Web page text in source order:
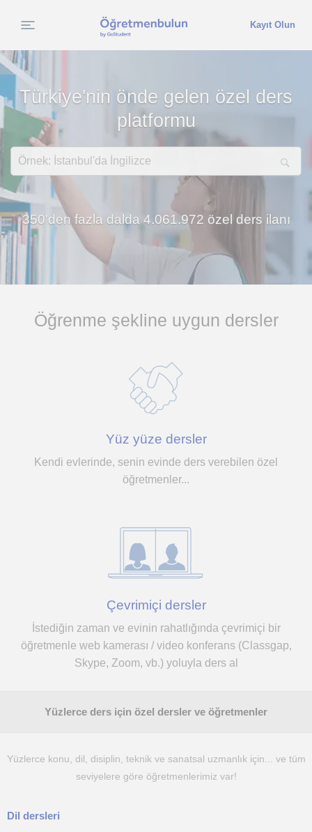
Kayıt Olun
Türkiye'nin önde gelen özel ders
platformu
Örnek: İstanbul'da İngilizce
350'den fazla dalda 4.061.972 özel ders ilanı
Öğrenme şekline uygun dersler
Yüz yüze dersler
Kendi evlerinde, senin evinde ders verebilen özel
öğretmenler...
Çevrimiçi dersler
İstediğin zaman ve evinin rahatlığında çevrimiçi bir
öğretmenle web kamerası / video konferans (Classgap,
Skype, Zoom, vb.) yoluyla ders al
Yüzlerce ders için özel dersler ve öğretmenler
Yüzlerce konu, dil, disiplin, teknik ve sanatsal uzmanlık için... ve tüm
seviyelere göre öğretmenlerimiz var!
Dil dersleri